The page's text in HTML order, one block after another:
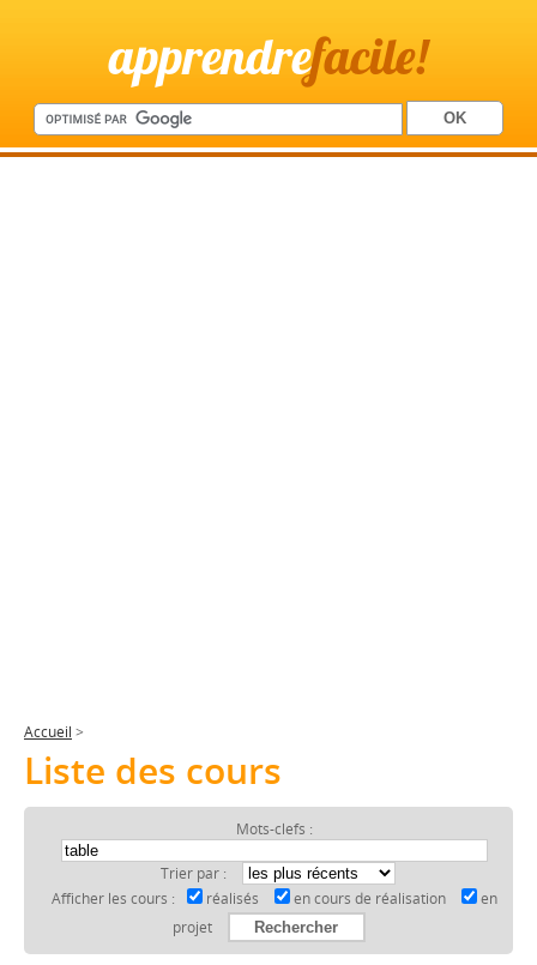
apprendrefacile!
Accueil >
Liste des cours
Mots-clefs :
Trier par :
Afficher les cours :
réalisés en cours de réalisation
en
projet